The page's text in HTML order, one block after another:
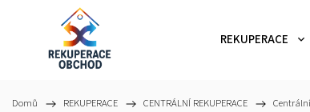
REKUPERACE
Domů / REKUPERACE / CENTRÁLNÍ REKUPERACE /